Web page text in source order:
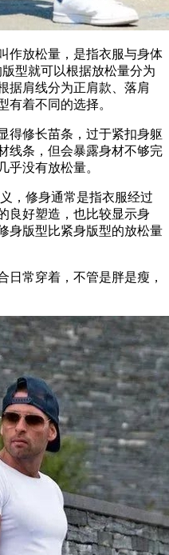
放松量，是指衣服与身体
型就可以根据放松量分为
据肩线分为正肩款、落肩
有着不同的选择。
修长苗条，过于紧扣身躯
线条，但会暴露身材不够完
乎没有放松量。
，修身通常是指衣服经过
良好塑造，也比较显示身
身版型比紧身版型的放松量
常穿着，不管是胖是瘦，